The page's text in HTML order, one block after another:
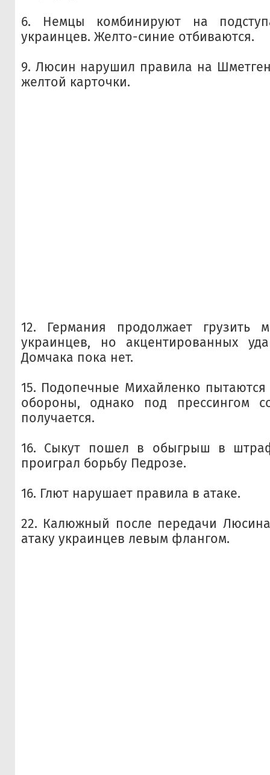
6. Немцы комбинируют на
украинцев. Желто-синие отбиваются.
9. Люсин нарушил правила на
желтой карточки.
12. Германия продолжает
украинцев, но акцентированных
Домчака пока нет.
15. Подопечные Михайленко
обороны, однако под прессингом
получается.
16. Сыкут пошел в обыгрыш в
проиграл борьбу Педрозе.
16. Глют нарушает правила в атаке.
22. Калюжный после передачи
атаку украинцев левым флангом.